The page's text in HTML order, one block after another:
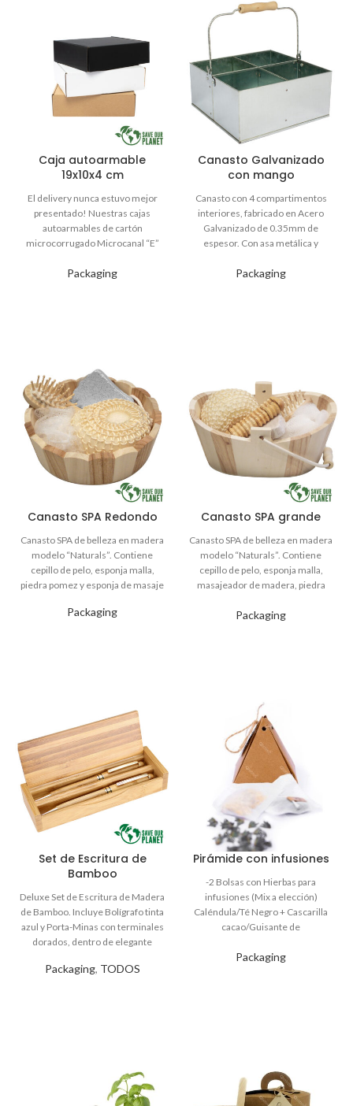
Caja autoarmable
19x10x4 cm
Packaging
Canasto Galvanizado
con mango
Packaging
Canasto SPA Redondo
Packaging
Canasto SPA grande
Packaging
Set de Escritura de
Bamboo
Packaging, TODOS
Pirámide con infusiones
Packaging